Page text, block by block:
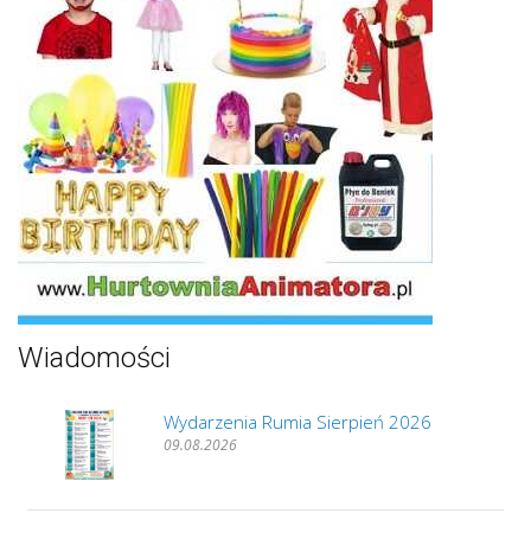
Wiadomości
Wydarzenia Rumia Sierpień 2026
09.08.2026